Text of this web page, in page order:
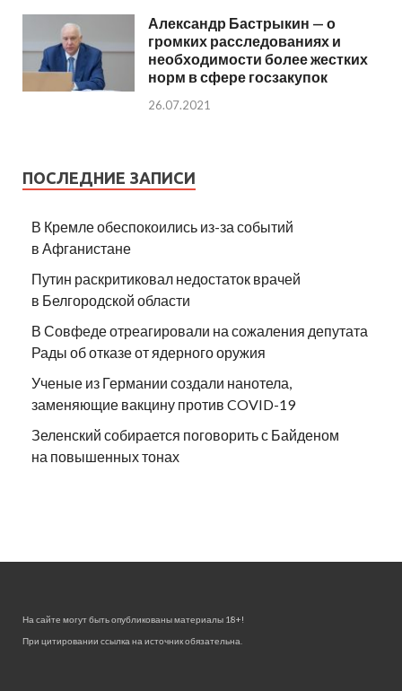
Александр Бастрыкин — о
громких расследованиях и
необходимости более жестких
норм в сфере госзакупок
26.07.2021
ПОСЛЕДНИЕ ЗАПИСИ
В Кремле обеспокоились из-за событий
в Афганистане
Путин раскритиковал недостаток врачей
в Белгородской области
В Совфеде отреагировали на сожаления депутата
Рады об отказе от ядерного оружия
Ученые из Германии создали нанотела,
заменяющие вакцину против COVID-19
Зеленский собирается поговорить с Байденом
на повышенных тонах
На сайте могут быть опубликованы материалы 18+!
При цитировании ссылка на источник обязательна.